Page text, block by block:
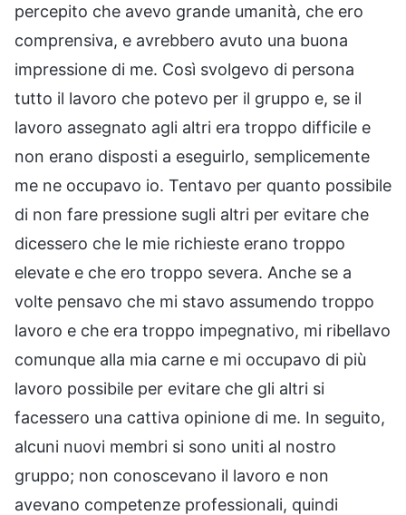
percepito che avevo grande umanità, che ero
comprensiva, e avrebbero avuto una buona
impressione di me. Così svolgevo di persona
tutto il lavoro che potevo per il gruppo e, se il
lavoro assegnato agli altri era troppo difficile e
non erano disposti a eseguirlo, semplicemente
me ne occupavo io. Tentavo per quanto possibile
di non fare pressione sugli altri per evitare che
dicessero che le mie richieste erano troppo
elevate e che ero troppo severa. Anche se a
volte pensavo che mi stavo assumendo troppo
lavoro e che era troppo impegnativo, mi ribellavo
comunque alla mia carne e mi occupavo di più
lavoro possibile per evitare che gli altri si
facessero una cattiva opinione di me. In seguito,
alcuni nuovi membri si sono uniti al nostro
gruppo; non conoscevano il lavoro e non
avevano competenze professionali, quindi